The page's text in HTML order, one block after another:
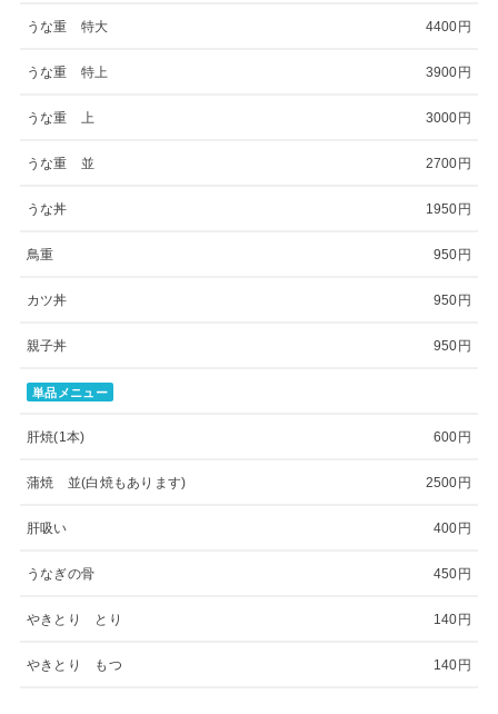
うな重 特大 4400円
うな重 特上 3900円
うな重 上 3000円
うな重 並 2700円
うな丼 1950円
鳥重 950円
カツ丼 950円
親子丼 950円
単品メニュー
肝焼(1本) 600円
蒲焼 並(白焼もあります) 2500円
肝吸い 400円
うなぎの骨 450円
やきとり とり 140円
やきとり もつ 140円